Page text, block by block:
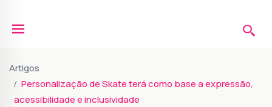
Artigos
Personalização de Skate terá como base a expressão,
acessibilidade e inclusividade